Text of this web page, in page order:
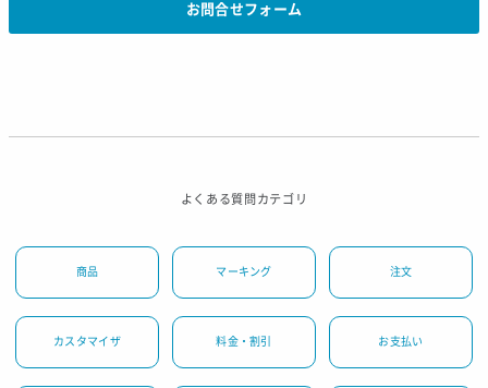
お問合せフォーム
よくある質問カテゴリ
商品 マーキング 注文
カスタマイザ 料金・割引 お支払い